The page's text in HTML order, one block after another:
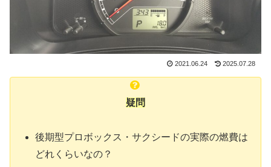
2021.06.24 2025.07.28
疑問
後期型プロボックス・サクシードの実際の燃費は
どれくらいなの？